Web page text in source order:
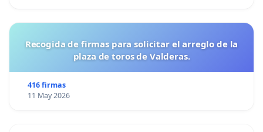
Recogida de firmas para solicitar el arreglo de la
plaza de toros de Valderas.
416 firmas
11 May 2026